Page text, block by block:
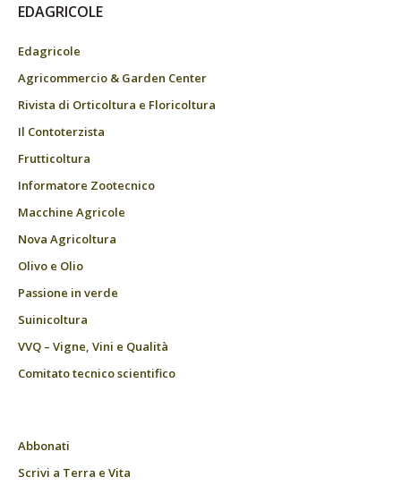
EDAGRICOLE
Edagricole
Agricommercio & Garden Center
Rivista di Orticoltura e Floricoltura
Il Contoterzista
Frutticoltura
Informatore Zootecnico
Macchine Agricole
Nova Agricoltura
Olivo e Olio
Passione in verde
Suinicoltura
VVQ – Vigne, Vini e Qualità
Comitato tecnico scientifico
Abbonati
Scrivi a Terra e Vita